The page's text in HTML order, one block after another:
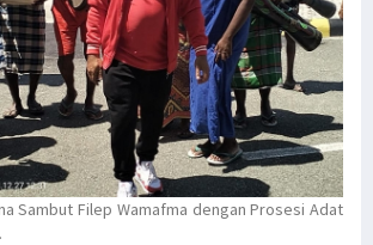
Sambut Filep Wamafma dengan Prosesi Adat